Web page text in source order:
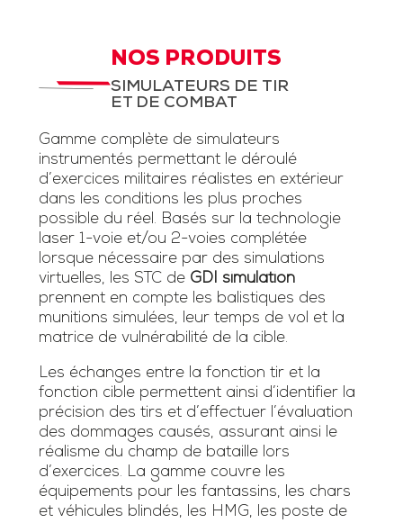
NOS PRODUITS
SIMULATEURS DE TIR
ET DE COMBAT
Gamme complète de simulateurs
instrumentés permettant le déroulé
d’exercices militaires réalistes en extérieur
dans les conditions les plus proches
possible du réel. Basés sur la technologie
laser 1-voie et/ou 2-voies complétée
lorsque nécessaire par des simulations
virtuelles, les STC de GDI simulation
prennent en compte les balistiques des
munitions simulées, leur temps de vol et la
matrice de vulnérabilité de la cible.
Les échanges entre la fonction tir et la
fonction cible permettent ainsi d’identifier la
précision des tirs et d’effectuer l’évaluation
des dommages causés, assurant ainsi le
réalisme du champ de bataille lors
d’exercices. La gamme couvre les
équipements pour les fantassins, les chars
et véhicules blindés, les HMG, les poste de